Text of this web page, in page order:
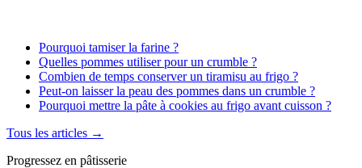
Pourquoi tamiser la farine ?
Quelles pommes utiliser pour un crumble ?
Combien de temps conserver un tiramisu au frigo ?
Peut-on laisser la peau des pommes dans un crumble ?
Pourquoi mettre la pâte à cookies au frigo avant cuisson ?
Tous les articles →
Progressez en pâtisserie